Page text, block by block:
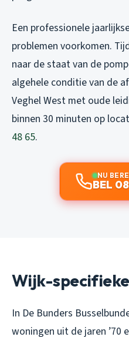
Een professionele
problemen voorkomen.
naar de staat van de
algehele conditie van de
Veghel West met oude
binnen 30 minuten op
48 65.
NU
BEL
Wijk-
In De Bunders
woningen uit de jaren ’70